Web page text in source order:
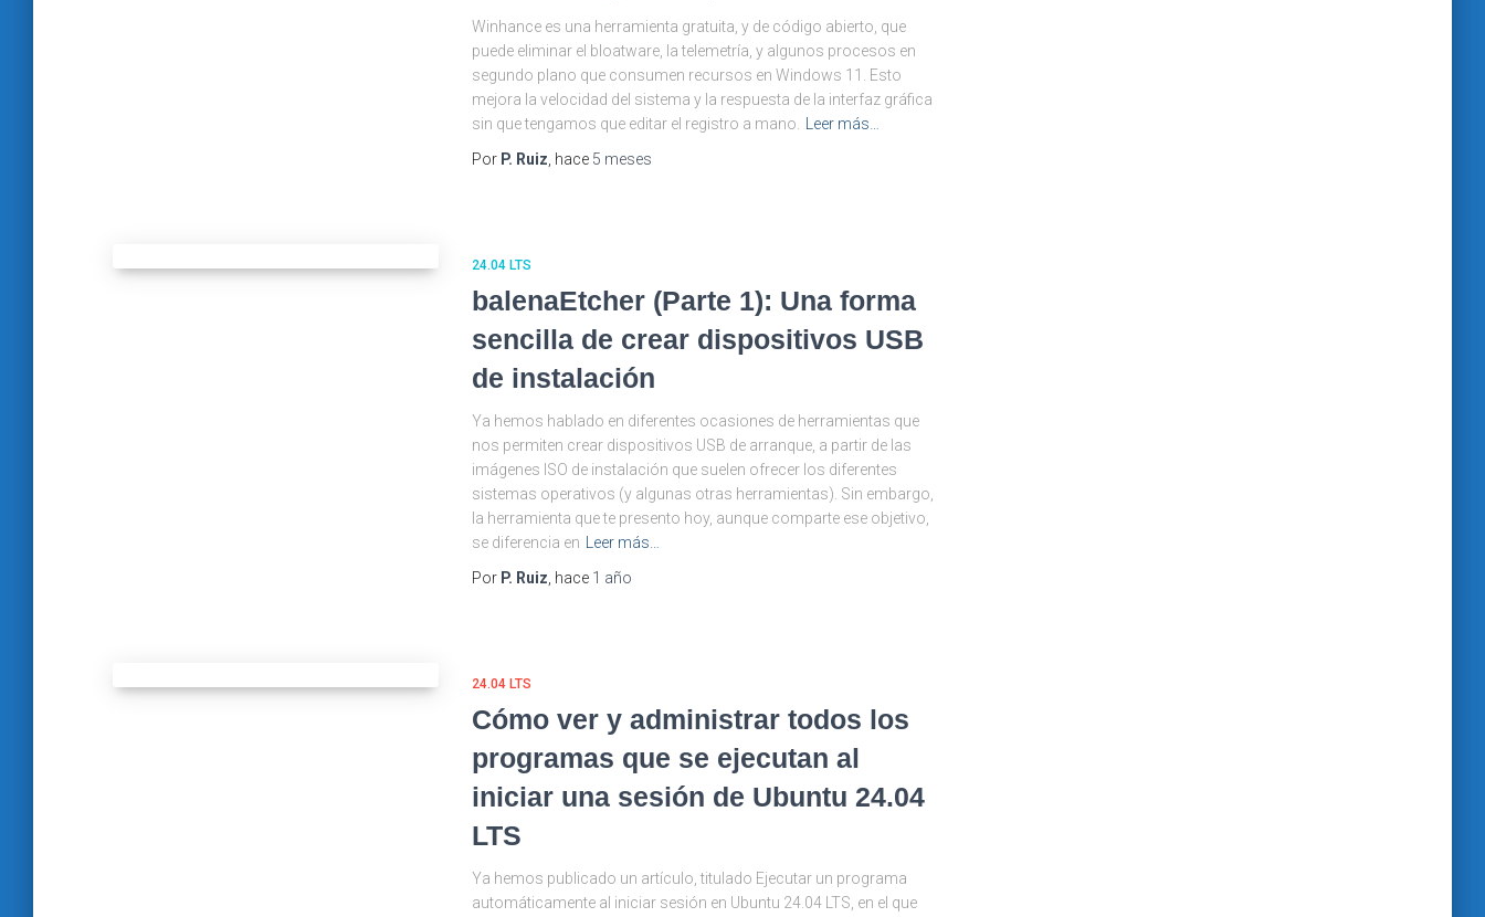
Winhance es una herramienta gratuita, y de código abierto, que
puede eliminar el bloatware, la telemetría, y algunos procesos en
segundo plano que consumen recursos en Windows 11. Esto
mejora la velocidad del sistema y la respuesta de la interfaz gráfica
sin que tengamos que editar el registro a mano.
Leer más…
Por P. Ruiz , hace 5 meses
24.04 LTS
balenaEtcher (Parte 1): Una forma
sencilla de crear dispositivos USB
de instalación
Ya hemos hablado en diferentes ocasiones de herramientas que
nos permiten crear dispositivos USB de arranque, a partir de las
imágenes ISO de instalación que suelen ofrecer los diferentes
sistemas operativos (y algunas otras herramientas). Sin embargo,
la herramienta que te presento hoy, aunque comparte ese objetivo,
se diferencia en
Leer más…
Por P. Ruiz , hace 1 año
24.04 LTS
Cómo ver y administrar todos los
programas que se ejecutan al
iniciar una sesión de Ubuntu 24.04
LTS
Ya hemos publicado un artículo, titulado Ejecutar un programa
automáticamente al iniciar sesión en Ubuntu 24.04 LTS, en el que